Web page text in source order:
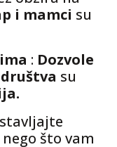
i mamci su
: Dozvole
su
što vam